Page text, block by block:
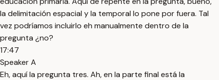
la delimitación espacial y la temporal lo pone por fuera. Tal
vez podríamos incluirlo eh manualmente dentro de la
pregunta ¿no?
17:47
Speaker A
Eh, aquí la pregunta tres. Ah, en la parte final está la